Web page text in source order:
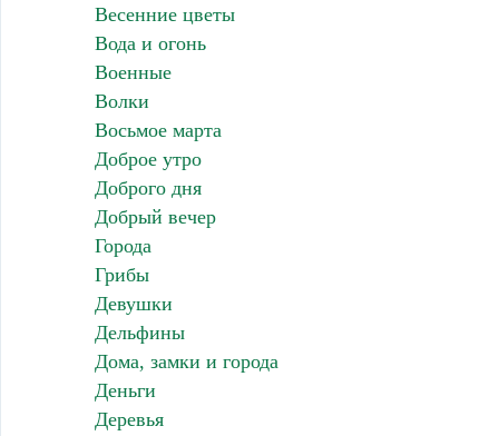
Весенние цветы
Вода и огонь
Военные
Волки
Восьмое марта
Доброе утро
Доброго дня
Добрый вечер
Города
Грибы
Девушки
Дельфины
Дома, замки и города
Деньги
Деревья